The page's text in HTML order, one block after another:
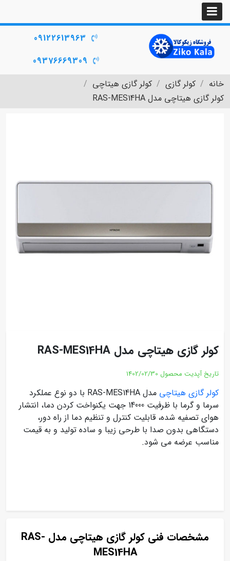
09122613963
09376669309
خانه
کولر گازی
کولر گازی هیتاچی
کولر گازی هیتاچی مدل RAS-MES14HA
کولر گازی هیتاچی مدل RAS-MES14HA
تاریخ آپدیت محصول 1402/02/30
کولر گازی هیتاچی
مدل RAS-MES14HA با دو نوع عملکرد
سرما و گرما با ظرفیت 14000 جهت یکنواخت کردن دما، انتشار
هوای تصفیه شده، قابلیت کنترل و تنظیم دما از راه دور،
دستگاهی بدون صدا با طرحی زیبا و ساده تولید و به قیمت
مناسب عرضه می شود.
مشخصات فنی کولر گازی هیتاچی مدل RAS-
MES14HA